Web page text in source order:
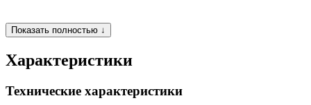
Показать полностью ↓
Характеристики
Технические характеристики